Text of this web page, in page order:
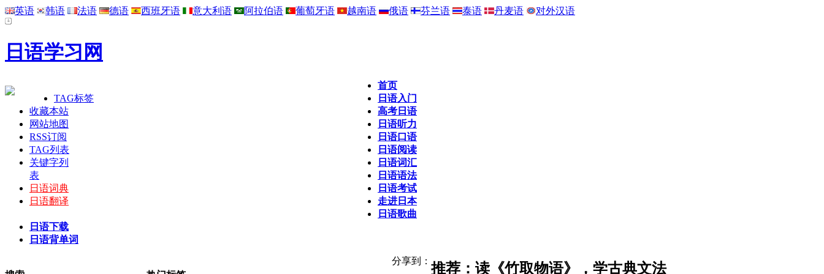
英语 韩语 法语 德语 西班牙语 意大利语 阿拉伯语 葡萄牙语 越南语 俄语 芬兰语 泰语 丹麦语 对外汉语
日语学习网
TAG标签
收藏本站
网站地图
RSS订阅
TAG列表
关键字列
表
日语词典
日语翻译
首页
日语入门
高考日语
日语听力
日语口语
日语阅读
日语词汇
日语语法
日语考试
走进日本
日语歌曲
日语下载
日语背单词
分享到： 推荐：读《竹取物语》，学古典文法